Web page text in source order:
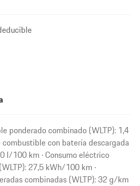
ponderado combinado (WLTP): 1,4
combustible con batería descargada
l/100 km · Consumo eléctrico
27,5 kWh/100 km ·
combinadas (WLTP): 32 g/km